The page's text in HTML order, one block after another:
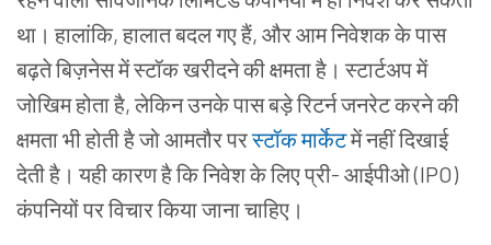
था। हालांकि, हालात बदल गए हैं, और आम निवेशक के पास
बढ़ते बिज़नेस में स्टॉक खरीदने की क्षमता है। स्टार्टअप में
जोखिम होता है, लेकिन उनके पास बड़े रिटर्न जनरेट करने की
क्षमता भी होती है जो आमतौर परस्टॉक मार्केटमें नहीं दिखाई
देती है। यही कारण है कि निवेश के लिए प्री- आईपीओ (IPO)
कंपनियों पर विचार किया जाना चाहिए।